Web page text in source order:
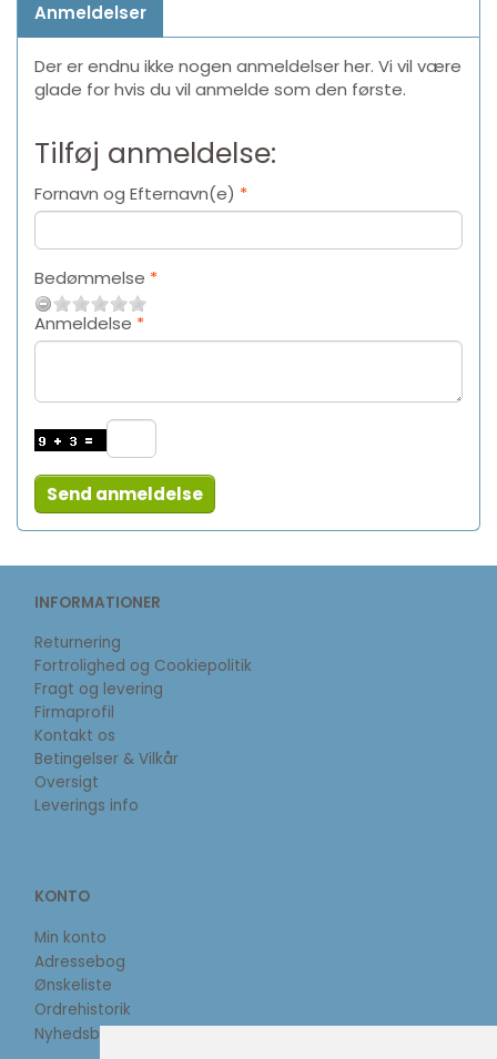
Anmeldelser
Der er endnu ikke nogen anmeldelser her. Vi vil være
glade for hvis du vil anmelde som den første.
Tilføj anmeldelse:
Fornavn og Efternavn(e)
Bedømmelse
Anmeldelse
Send anmeldelse
INFORMATIONER
Returnering
Fortrolighed og Cookiepolitik
Fragt og levering
Firmaprofil
Kontakt os
Betingelser & Vilkår
Oversigt
Leverings info
KONTO
Min konto
Adressebog
Ønskeliste
Ordrehistorik
Nyhedsbrev